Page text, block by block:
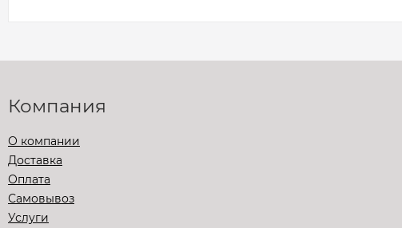
Компания
О компании
Доставка
Оплата
Самовывоз
Услуги